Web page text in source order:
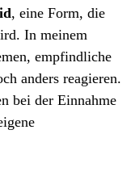
, eine Form, die
In meinem
empfindliche
anders reagieren.
bei der Einnahme